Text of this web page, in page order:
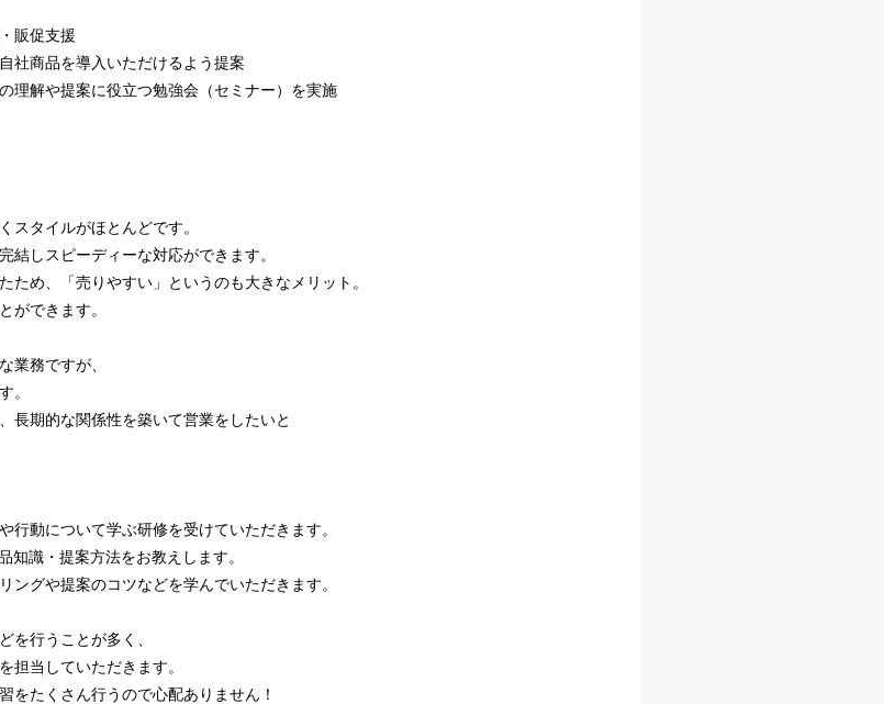
販促支援
社商品を導入いただけるよう提案
理解や提案に役立つ勉強会（セミナー）を実施
スタイルがほとんどです。
結しスピーディーな対応ができます。
ため、「売りやすい」というのも大きなメリット。
ができます。
業務ですが、
。
長期的な関係性を築いて営業をしたいと
動について学ぶ研修を受けていただきます。
識・提案方法をお教えします。
グや提案のコツなどを学んでいただきます。
を行うことが多く、
当していただきます。
たくさん行うので心配ありません！